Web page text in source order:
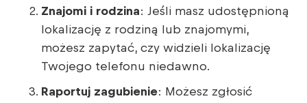
Znajomi i rodzina: Jeśli masz udostępnioną
lokalizację z rodziną lub znajomymi,
możesz zapytać, czy widzieli lokalizację
Twojego telefonu niedawno.
Raportuj zagubienie: Możesz zgłosić